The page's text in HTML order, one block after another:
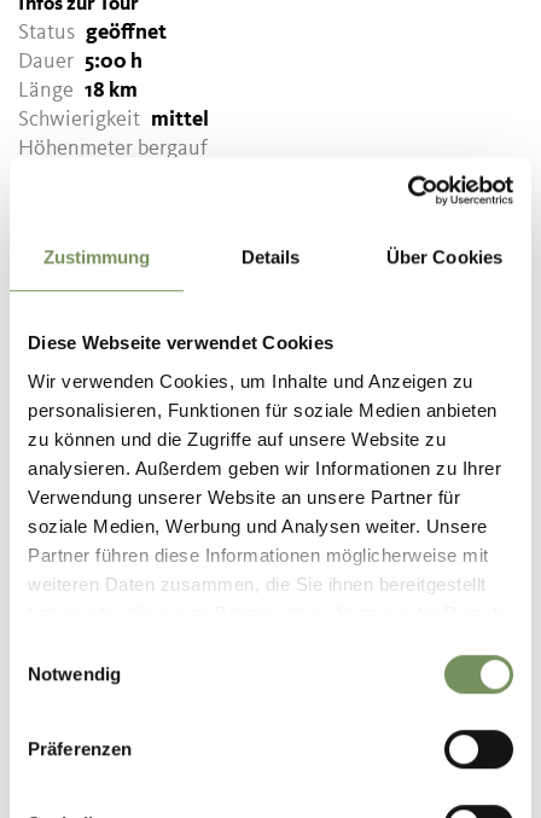
Zustimmung Details Über Cookies
Diese Webseite verwendet Cookies
Wir verwenden Cookies, um Inhalte und Anzeigen zu
personalisieren, Funktionen für soziale Medien anbieten
zu können und die Zugriffe auf unsere Website zu
analysieren. Außerdem geben wir Informationen zu Ihrer
Verwendung unserer Website an unsere Partner für
soziale Medien, Werbung und Analysen weiter. Unsere
Partner führen diese Informationen möglicherweise mit
weiteren Daten zusammen, die Sie ihnen bereitgestellt
Notwendig
Präferenzen
Infos zur Tour
Status geöffnet
Dauer 5:00 h
Länge 18 km
Schwierigkeit mittel
Höhenmeter bergauf
Höchster Punkt
Tourismusverein
Passeiertal
Passeirer Straße 40
39015 St. Leonhard in
Passeier
info@passeiertal.it
WAR DER INHALT FÜR DICH HILFREICH?